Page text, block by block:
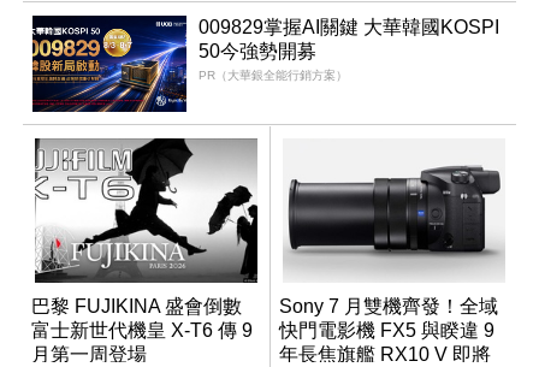
009829掌握AI關鍵 大華韓國KOSPI
50今強勢開募
PR（大華銀全能行銷方案）
巴黎 FUJIKINA 盛會倒數
富士新世代機皇 X-T6 傳 9
月第一周登場
Sony 7 月雙機齊發！全域
快門電影機 FX5 與睽違 9
年長焦旗艦 RX10 V 即將